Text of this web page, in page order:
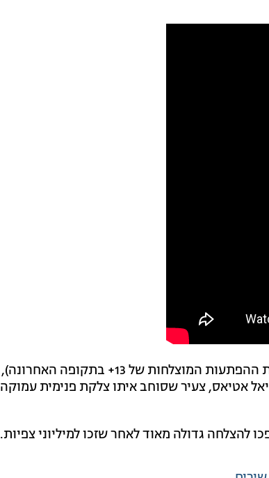
חולי עצמו לא רק מבצע את שיר הנושא של הסדרה (אחת ההפתעות המוצלחות של 13+ בתקופה האחרונה),
אטיאס, צעיר שסוחב איתו צלקת פנימית עמוקה